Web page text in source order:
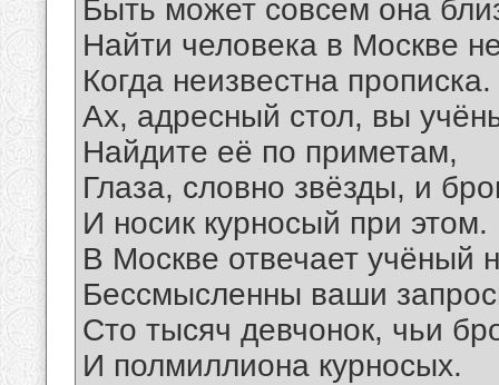
Быть может совсем она
Найти человека в Москве
Когда неизвестна прописка.
Ах, адресный стол, вы
Найдите её по приметам,
Глаза, словно звёзды, и
И носик курносый при этом.
В Москве отвечает учёный
Бессмысленны ваши
Сто тысяч девчонок, чьи
И полмиллиона курносых.